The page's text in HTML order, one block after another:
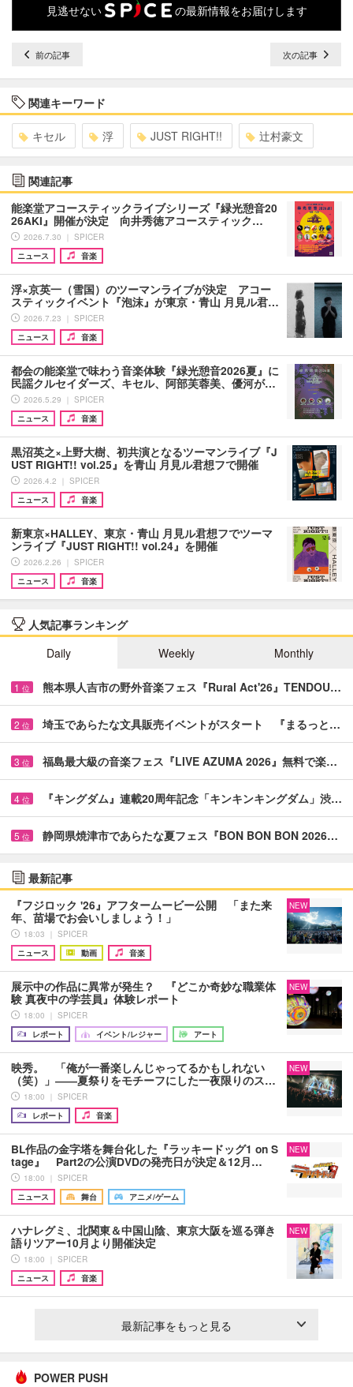
見逃せない の最新情報をお届けします
前の記事 次の記事
関連キーワード
キセル 浮 JUST RIGHT!! 辻村豪文
関連記事
能楽堂アコースティックライブシリーズ『緑光憩音20
26AKI』開催が決定 向井秀徳アコースティック…
2026.7.30 ｜ SPICER
ニュース
音楽
浮×京英一（雪国）のツーマンライブが決定 アコー
スティックイベント『泡沫』が東京・青山 月見ル君…
2026.7.23 ｜ SPICER
ニュース
音楽
都会の能楽堂で味わう音楽体験『緑光憩音2026夏』に
民謡クルセイダーズ、キセル、阿部芙蓉美、優河が…
2026.5.29 ｜ SPICER
ニュース
音楽
黒沼英之×上野大樹、初共演となるツーマンライブ『J
UST RIGHT!! vol.25』を青山 月見ル君想フで開催
2026.4.2 ｜ SPICER
ニュース
音楽
新東京×HALLEY、東京・青山 月見ル君想フでツーマ
ンライブ『JUST RIGHT!! vol.24』を開催
2026.2.26 ｜ SPICER
ニュース
音楽
人気記事ランキング
Daily
Weekly Monthly
1 位 熊本県人吉市の野外音楽フェス『Rural Act'26』TENDOU…
2 位 埼玉であらたな文具販売イベントがスタート 『まるっと…
3 位 福島最大級の音楽フェス『LIVE AZUMA 2026』無料で楽…
4 位 『キングダム』連載20周年記念「キンキンキングダム」渋…
5 位 静岡県焼津市であらたな夏フェス『BON BON BON 2026…
最新記事
『フジロック '26』アフタームービー公開 「また来
年、苗場でお会いしましょう！」
18:03 ｜ SPICER
ニュース
動画 音楽
NEW
展示中の作品に異常が発生？ 『どこか奇妙な職業体
験 真夜中の学芸員』体験レポート
18:00 ｜ SPICER
レポート
イベント/レジャー アート
NEW
映秀。 「俺が一番楽しんじゃってるかもしれない
（笑）」――夏祭りをモチーフにした一夜限りのス…
18:00 ｜ SPICER
レポート
音楽
NEW
BL作品の金字塔を舞台化した『ラッキードッグ1 on S
tage』 Part2の公演DVDの発売日が決定＆12月…
18:00 ｜ SPICER
ニュース
舞台 アニメ/ゲーム
NEW
ハナレグミ、北関東＆中国山陰、東京大阪を巡る弾き
語りツアー10月より開催決定
18:00 ｜ SPICER
ニュース
音楽
NEW
最新記事をもっと見る
POWER PUSH